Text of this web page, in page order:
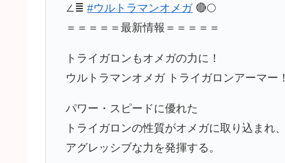
∠≣#ウルトラマンオメガ🔴🌕
＝＝＝＝＝最新情報＝＝＝＝＝
トライガロンもオメガの力に！
ウルトラマンオメガ トライガロンアーマー！
パワー・スピードに優れた
トライガロンの性質がオメガに取り込まれ、
アグレッシブな力を発揮する。